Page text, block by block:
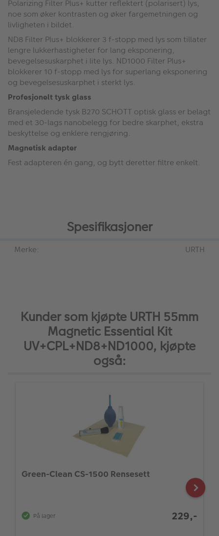
Polarizing Filter Plus+ kutter reflektert (polarisert) lys,
noe som øker kontrasten og øker fargemetningen og
livligheten i bildet.
ND8 Filter Plus+ blokkerer 3 f-stopp med lys som tillater
lengre lukkerhastigheter for lang eksponering,
bevegelsesuskarphet i lite lys. ND1000 Filter Plus+
blokkerer 10 f-stopp med lys for superlang eksponering
og bevegelsesuskarphet i sterkt lys.
Profesjonelt tysk glass
Bransjeledende tysk B270 SCHOTT optisk glass er belagt
med et 30-lags nanobelegg for bedre skarphet, ekstra
beskyttelse og enklere rengjøring.
Magnetisk adapter
Fest adapteren én gang, og bytt deretter filtre enkelt.
Spesifikasjoner
Merke: URTH
Kunder som kjøpte URTH 55mm
Magnetic Essential Kit
UV+CPL+ND8+ND1000, kjøpte
også:
Green-Clean CS-1500 Rensesett
På lager 229,-